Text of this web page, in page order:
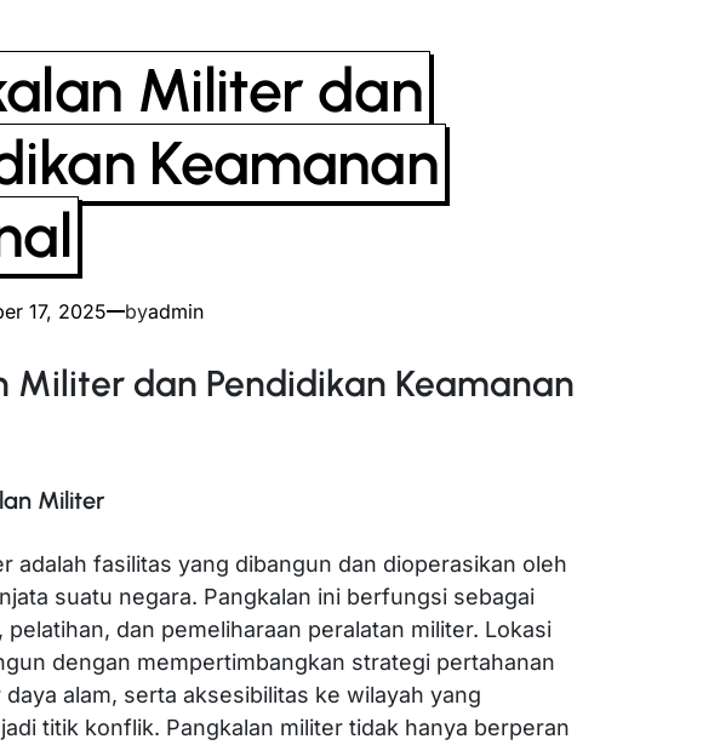
Militer dan
Keamanan
17, 2025 byadmin
Militer dan Pendidikan Keamanan
Militer
adalah fasilitas yang dibangun dan dioperasikan oleh
suatu negara. Pangkalan ini berfungsi sebagai
pelatihan, dan pemeliharaan peralatan militer. Lokasi
dengan mempertimbangkan strategi pertahanan
alam, serta aksesibilitas ke wilayah yang
titik konflik. Pangkalan militer tidak hanya berperan